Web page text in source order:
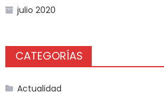
julio 2020
CATEGORÍAS
Actualidad